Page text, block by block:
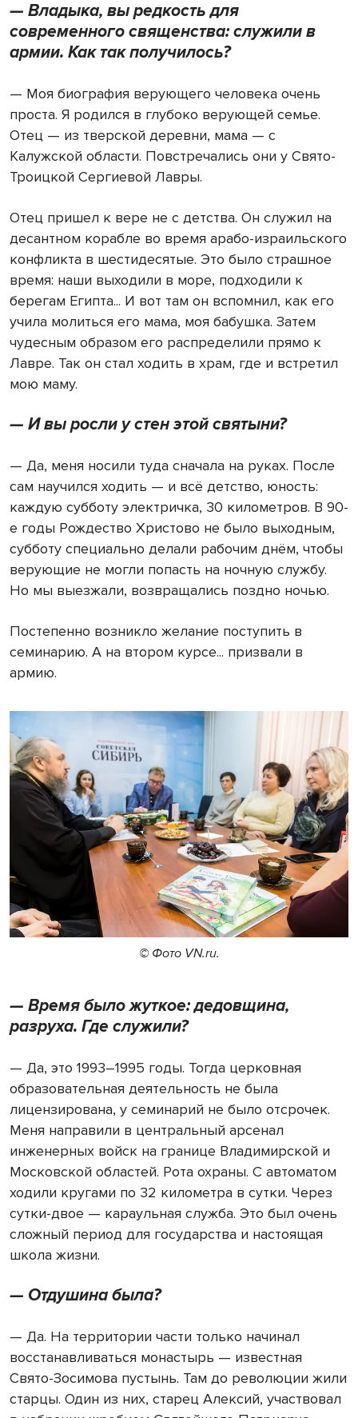
— Владыка, вы редкость для
современного священства: служили в
армии. Как так получилось?
— Моя биография верующего человека очень
проста. Я родился в глубоко верующей семье.
Отец — из тверской деревни, мама — с
Калужской области. Повстречались они у Свято-
Троицкой Сергиевой Лавры.
Отец пришел к вере не с детства. Он служил на
десантном корабле во время арабо-израильского
конфликта в шестидесятые. Это было страшное
время: наши выходили в море, подходили к
берегам Египта... И вот там он вспомнил, как его
учила молиться его мама, моя бабушка. Затем
чудесным образом его распределили прямо к
Лавре. Так он стал ходить в храм, где и встретил
мою маму.
— И вы росли у стен этой святыни?
— Да, меня носили туда сначала на руках. После
сам научился ходить — и всё детство, юность:
каждую субботу электричка, 30 километров. В 90-
е годы Рождество Христово не было выходным,
субботу специально делали рабочим днём, чтобы
верующие не могли попасть на ночную службу.
Но мы выезжали, возвращались поздно ночью.
Постепенно возникло желание поступить в
семинарию. А на втором курсе... призвали в
армию.
© Фото VN.ru.
— Время было жуткое: дедовщина,
разруха. Где служили?
— Да, это 1993–1995 годы. Тогда церковная
образовательная деятельность не была
лицензирована, у семинарий не было отсрочек.
Меня направили в центральный арсенал
инженерных войск на границе Владимирской и
Московской областей. Рота охраны. С автоматом
ходили кругами по 32 километра в сутки. Через
сутки-двое — караульная служба. Это был очень
сложный период для государства и настоящая
школа жизни.
— Отдушина была?
— Да. На территории части только начинал
восстанавливаться монастырь — известная
Свято-Зосимова пустынь. Там до революции жили
старцы. Один из них, старец Алексий, участвовал